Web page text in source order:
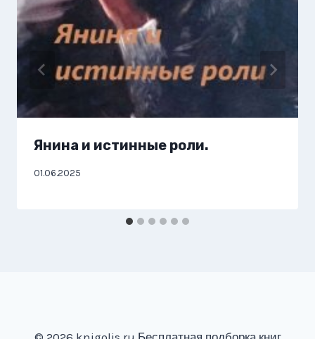
Янина и истинные роли.
01.06.2025